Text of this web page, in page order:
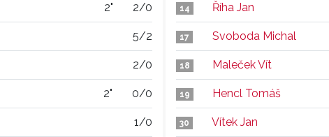
2" 2/0
5/2
2/0
2" 0/0
1/0
14 Říha Jan
17 Svoboda Michal
18 Maleček Vít
19 Hencl Tomáš
30 Vítek Jan